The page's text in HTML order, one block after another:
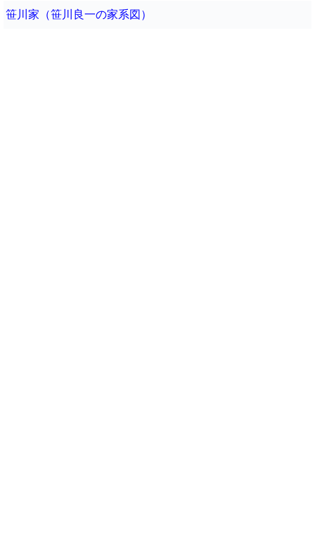
笹川家（笹川良一の家系図）